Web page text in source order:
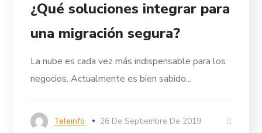
¿Qué soluciones integrar para
una migración segura?
La nube es cada vez más indispensable para los
negocios. Actualmente es bien sabido...
Teleinfo 26 De Septiembre De 2019